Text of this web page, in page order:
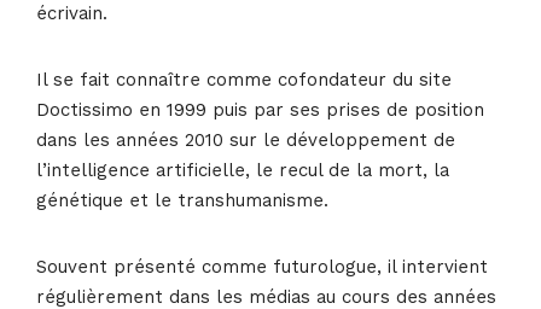
écrivain.
Il se fait connaître comme cofondateur du site
Doctissimo en 1999 puis par ses prises de position
dans les années 2010 sur le développement de
l’intelligence artificielle, le recul de la mort, la
génétique et le transhumanisme.
Souvent présenté comme futurologue, il intervient
régulièrement dans les médias au cours des années